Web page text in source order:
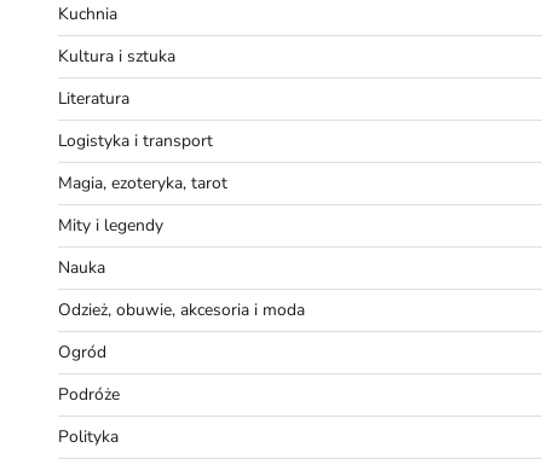
Kuchnia
Kultura i sztuka
Literatura
Logistyka i transport
Magia, ezoteryka, tarot
Mity i legendy
Nauka
Odzież, obuwie, akcesoria i moda
Ogród
Podróże
Polityka